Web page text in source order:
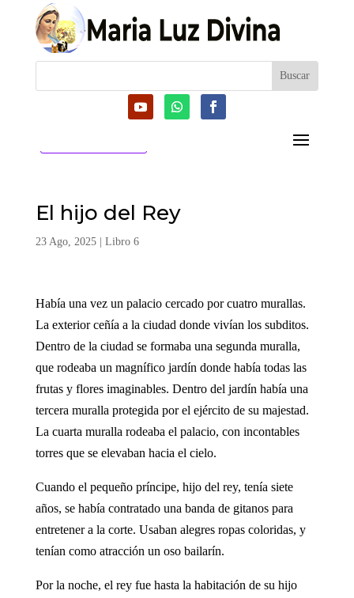
El hijo del Rey
23 Ago, 2025| Libro 6
Había una vez un palacio cercado por cuatro murallas.
La exterior ceñía a la ciudad donde vivían los subditos.
Dentro de la ciudad se formaba una segunda muralla,
que rodeaba un magnífico jardín donde había todas las
frutas y flores imaginables. Dentro del jardín había una
tercera muralla protegida por el ejército de su majestad.
La cuarta muralla rodeaba el palacio, con incontables
torres que se elevaban hacia el cielo.
Cuando el pequeño príncipe, hijo del rey, tenía siete
años, se había contratado una banda de gitanos para
entretener a la corte. Usaban alegres ropas coloridas, y
tenían como atracción un oso bailarín.
Por la noche, el rey fue hasta la habitación de su hijo